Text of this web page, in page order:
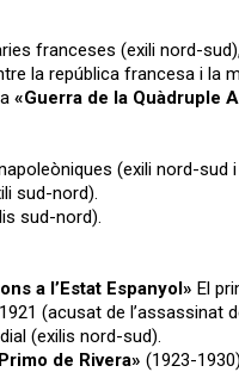
franceses (exili nord-
la república francesa i la
«Guerra de la Quàdruple
(exili nord-sud
sud-nord).
sud-nord).
a l’Estat Espanyol» El
1921 (acusat de l’assassinat
(exilis nord-sud).
de Rivera» (1923-